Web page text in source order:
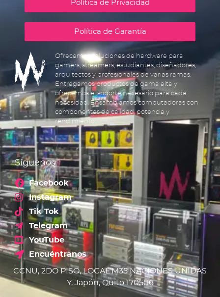
Política de Privacidad
Política de Garantía
Ofrecemos soluciones de hardware para
gamers, streamers, estudiantes, diseñadores,
arquitectos y profesionales de varias ramas.
Entregamos productos de gama alta y
ofrecemos el soporte necesario para cada
necesidad. Ensamblamos computadoras con
componentes de calidad, potencia y
rendimiento.
Síguenos
Facebook
Instagram
Tik Tok
Telegram
YouTube
Encuéntranos
CCNU, 2DO PISO, LOCAL M35 NACIONES UNIDAS
Y, Japón, Quito 170506